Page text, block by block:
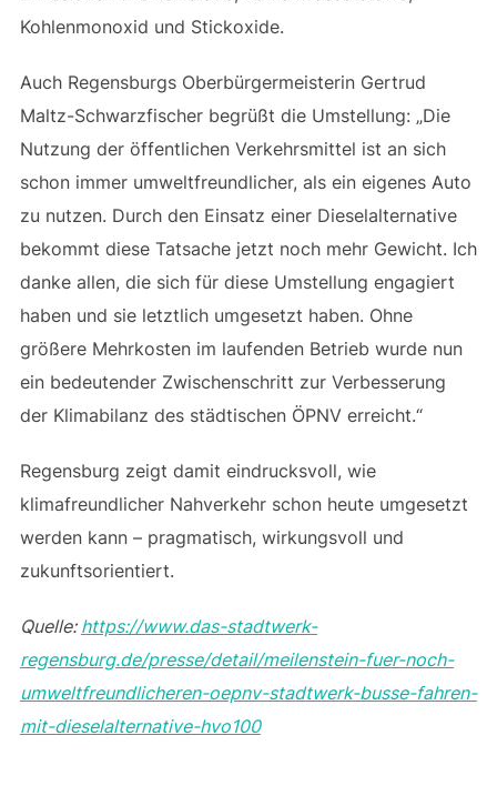
Kohlenmonoxid und Stickoxide.
Auch Regensburgs Oberbürgermeisterin Gertrud
Maltz-Schwarzfischer begrüßt die Umstellung: „Die
Nutzung der öffentlichen Verkehrsmittel ist an sich
schon immer umweltfreundlicher, als ein eigenes Auto
zu nutzen. Durch den Einsatz einer Dieselalternative
bekommt diese Tatsache jetzt noch mehr Gewicht. Ich
danke allen, die sich für diese Umstellung engagiert
haben und sie letztlich umgesetzt haben. Ohne
größere Mehrkosten im laufenden Betrieb wurde nun
ein bedeutender Zwischenschritt zur Verbesserung
der Klimabilanz des städtischen ÖPNV erreicht.“
Regensburg zeigt damit eindrucksvoll, wie
klimafreundlicher Nahverkehr schon heute umgesetzt
werden kann – pragmatisch, wirkungsvoll und
zukunftsorientiert.
Quelle: https://www.das-stadtwerk-
regensburg.de/presse/detail/meilenstein-fuer-noch-
umweltfreundlicheren-oepnv-stadtwerk-busse-fahren-
mit-dieselalternative-hvo100